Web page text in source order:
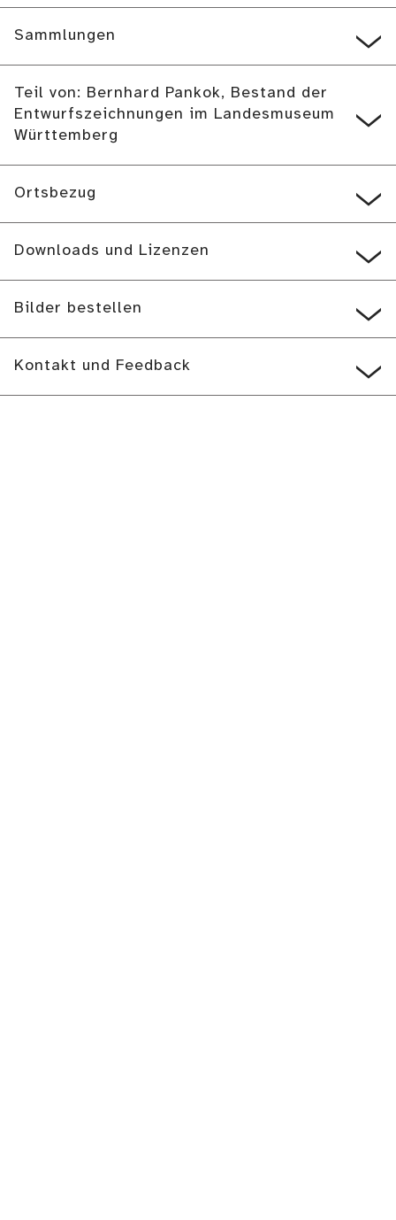
Sammlungen
Teil von: Bernhard Pankok, Bestand der
Entwurfszeichnungen im Landesmuseum
Württemberg
Ortsbezug
Downloads und Lizenzen
Bilder bestellen
Kontakt und Feedback